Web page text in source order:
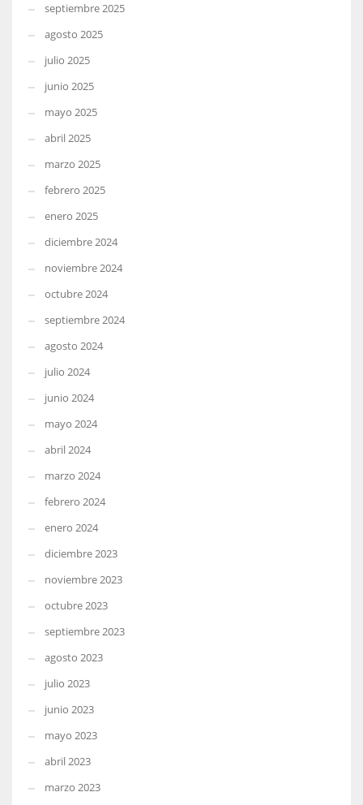
septiembre 2025
agosto 2025
julio 2025
junio 2025
mayo 2025
abril 2025
marzo 2025
febrero 2025
enero 2025
diciembre 2024
noviembre 2024
octubre 2024
septiembre 2024
agosto 2024
julio 2024
junio 2024
mayo 2024
abril 2024
marzo 2024
febrero 2024
enero 2024
diciembre 2023
noviembre 2023
octubre 2023
septiembre 2023
agosto 2023
julio 2023
junio 2023
mayo 2023
abril 2023
marzo 2023